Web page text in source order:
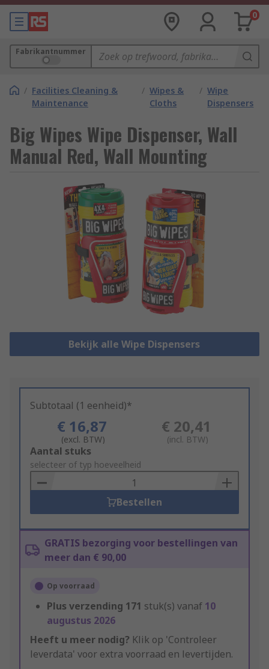
0
Fabrikantnummer
/ Facilities Cleaning &
Maintenance
/ Wipes &
Cloths
/ Wipe
Dispensers
Big Wipes Wipe Dispenser, Wall
Manual Red, Wall Mounting
Bekijk alle Wipe Dispensers
Subtotaal (1 eenheid)*
€ 16,87
(excl. BTW)
€ 20,41
(incl. BTW)
Add
to
Basket
Aantal stuks
selecteer of typ hoeveelheid
Bestellen
GRATIS bezorging voor bestellingen van
meer dan € 90,00
Op voorraad
Plus verzending 171 stuk(s) vanaf 10
augustus 2026
Heeft u meer nodig? Klik op 'Controleer
leverdata' voor extra voorraad en levertijden.